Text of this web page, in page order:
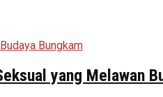
yang Melawan